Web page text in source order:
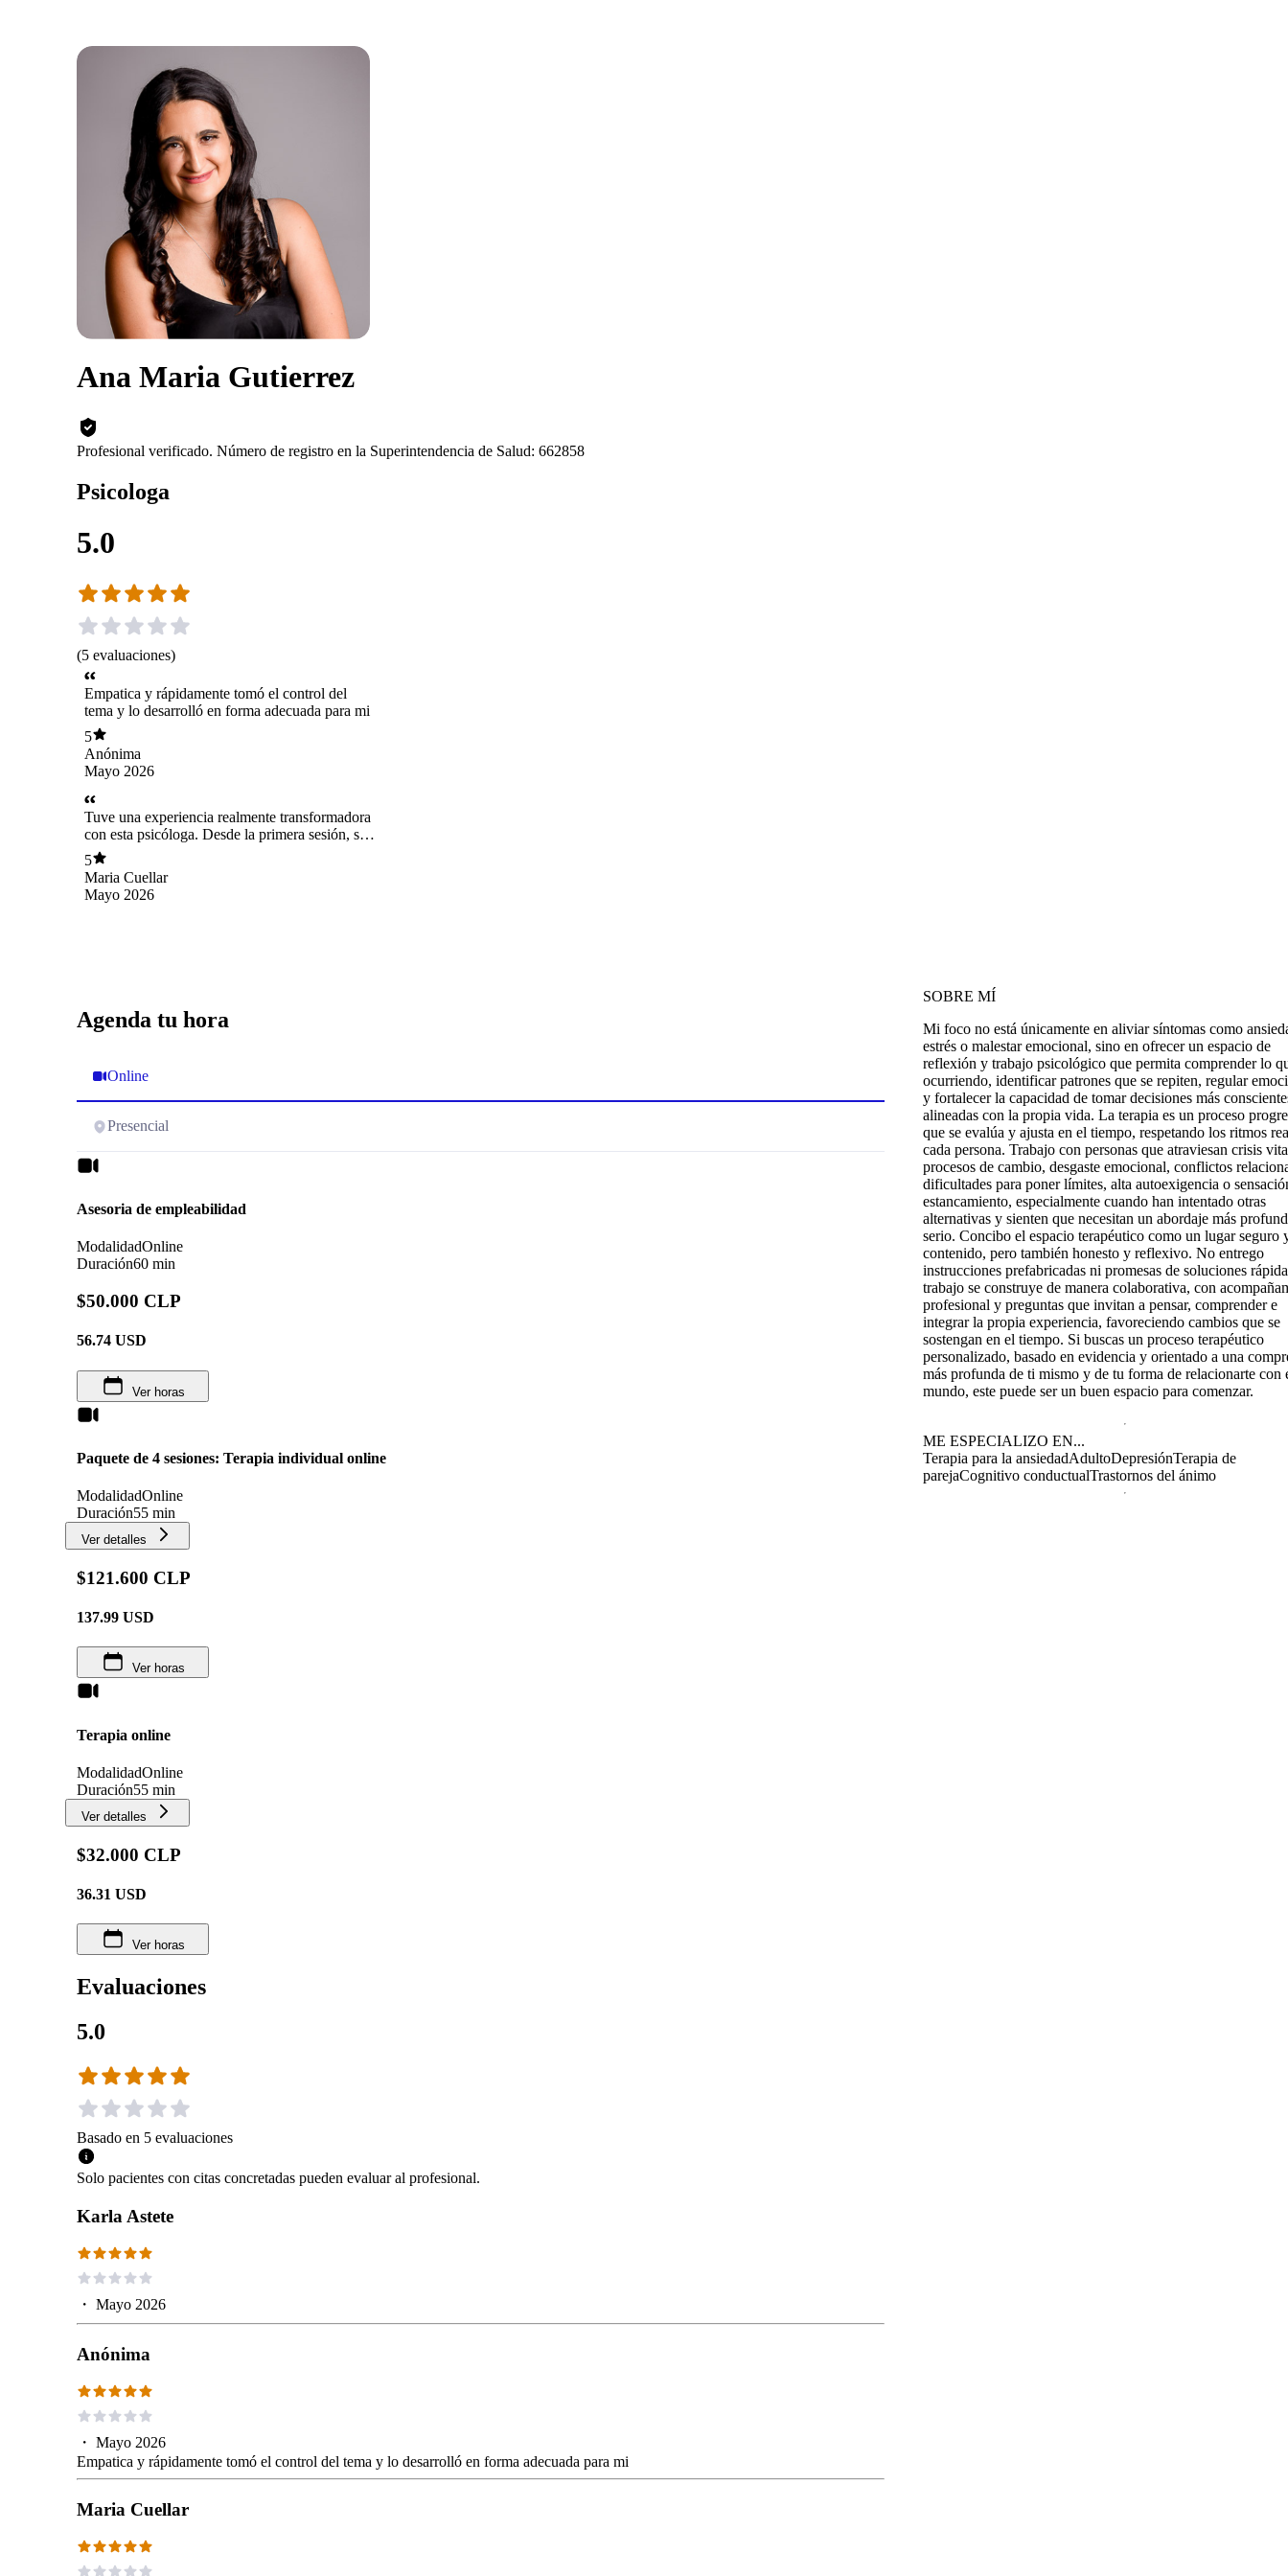
Ana Maria Gutierrez
Profesional verificado. Número de registro en la Superintendencia de Salud: 662858
Psicologa
5.0
(5 evaluaciones)
Empatica y rápidamente tomó el control del
tema y lo desarrolló en forma adecuada para mi
5
Anónima
Mayo 2026
Tuve una experiencia realmente transformadora
con esta psicóloga. Desde la primera sesión, su
profesionalismo, empatía y capacidad de
escucha marcaron una diferencia enorme. Tiene
una habilidad especial para crear un ambiente de
confianza donde uno puede expresarse sin
compromiso genuino con el bienestar de sus
pacientes. Gracias a su acompañamiento, he
mi vida. Es una profesional totalmente
5
Maria Cuellar
Mayo 2026
Agenda tu hora
Online
Presencial
Asesoria de empleabilidad
ModalidadOnline
Duración60 min
$50.000 CLP
56.74 USD
Ver horas
Paquete de 4 sesiones: Terapia individual online
ModalidadOnline
Duración55 min
Ver detalles
$121.600 CLP
137.99 USD
Ver horas
Terapia online
ModalidadOnline
Duración55 min
Ver detalles
$32.000 CLP
36.31 USD
Ver horas
Evaluaciones
5.0
Basado en 5 evaluaciones
Solo pacientes con citas concretadas pueden evaluar al profesional.
Karla Astete
・ Mayo 2026
Anónima
・ Mayo 2026
Empatica y rápidamente tomó el control del tema y lo desarrolló en forma adecuada para mi
Maria Cuellar
SOBRE MÍ
Mi foco no está únicamente en aliviar síntomas como
estrés o malestar emocional, sino en ofrecer un espacio de
reflexión y trabajo psicológico que permita comprender lo
ocurriendo, identificar patrones que se repiten, regular
y fortalecer la capacidad de tomar decisiones más
alineadas con la propia vida. La terapia es un proceso
que se evalúa y ajusta en el tiempo, respetando los ritmos
cada persona. Trabajo con personas que atraviesan crisis
procesos de cambio, desgaste emocional, conflictos
dificultades para poner límites, alta autoexigencia o
estancamiento, especialmente cuando han intentado otras
alternativas y sienten que necesitan un abordaje más
serio. Concibo el espacio terapéutico como un lugar seguro
contenido, pero también honesto y reflexivo. No entrego
instrucciones prefabricadas ni promesas de soluciones
trabajo se construye de manera colaborativa, con
profesional y preguntas que invitan a pensar, comprender e
integrar la propia experiencia, favoreciendo cambios que se
sostengan en el tiempo. Si buscas un proceso terapéutico
personalizado, basado en evidencia y orientado a una
más profunda de ti mismo y de tu forma de relacionarte con
mundo, este puede ser un buen espacio para comenzar.
ME ESPECIALIZO EN...
Terapia para la ansiedadAdultoDepresiónTerapia de
parejaCognitivo conductualTrastornos del ánimo